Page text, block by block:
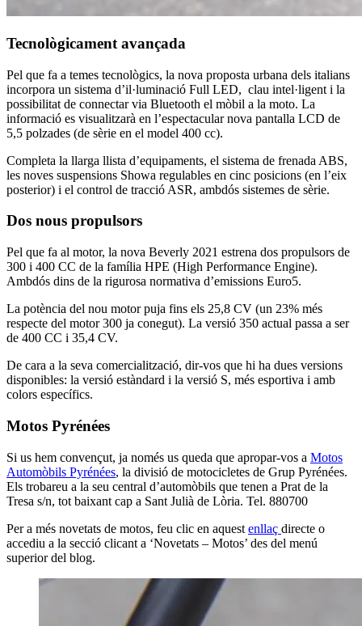
Tecnològicament avançada
Pel que fa a temes tecnològics, la nova proposta urbana dels italians
incorpora un sistema d’il·luminació Full LED, clau intel·ligent i la
possibilitat de connectar via Bluetooth el mòbil a la moto. La
informació es visualitzarà en l’espectacular nova pantalla LCD de
5,5 polzades (de sèrie en el model 400 cc).
Completa la llarga llista d’equipaments, el sistema de frenada ABS,
les noves suspensions Showa regulables en cinc posicions (en l’eix
posterior) i el control de tracció ASR, ambdós sistemes de sèrie.
Dos nous propulsors
Pel que fa al motor, la nova Beverly 2021 estrena dos propulsors de
300 i 400 CC de la família HPE (High Performance Engine).
Ambdós dins de la rigurosa normativa d’emissions Euro5.
La potència del nou motor puja fins els 25,8 CV (un 23% més
respecte del motor 300 ja conegut). La versió 350 actual passa a ser
de 400 CC i 35,4 CV.
De cara a la seva comercialització, dir-vos que hi ha dues versions
disponibles: la versió estàndard i la versió S, més esportiva i amb
colors específics.
Motos Pyrénées
Si us hem convençut, ja només us queda que apropar-vos a Motos
Automòbils Pyrénées, la divisió de motocicletes de Grup Pyrénées.
Els trobareu a la seu central d’automòbils que tenen a Prat de la
Tresa s/n, tot baixant cap a Sant Julià de Lòria. Tel. 880700
Per a més novetats de motos, feu clic en aquest enllaç directe o
accediu a la secció clicant a ‘Novetats – Motos’ des del menú
superior del blog.